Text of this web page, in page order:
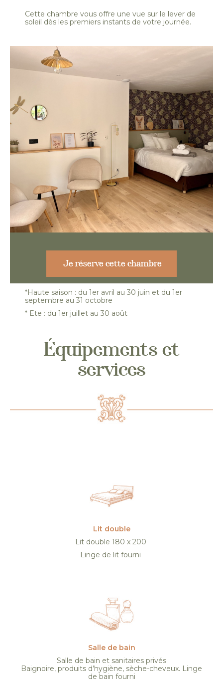
Cette chambre vous offre une vue sur le lever de
soleil dès les premiers instants de votre journée.
Je réserve cette chambre
*Haute saison : du 1er avril au 30 juin et du 1er
septembre au 31 octobre
* Ete : du 1er juillet au 30 août
Équipements et
services
Lit double
Lit double 180 x 200
Linge de lit fourni
Salle de bain
Salle de bain et sanitaires privés
Baignoire, produits d’hygiène, sèche-cheveux. Linge
de bain fourni